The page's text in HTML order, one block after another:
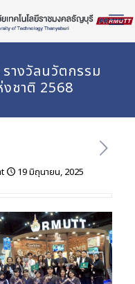
างวัลนวัตกรรม
ชาติ 2568
19 มิถุนายน, 2025